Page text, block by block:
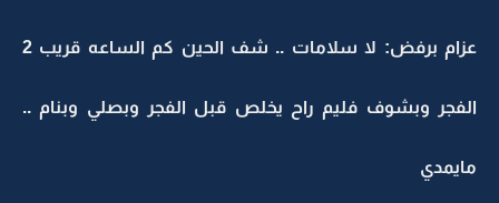
عزام برفض: لا سلامات .. شف الحين كم الساعه قريب 2
الفجر وبشوف فليم راح يخلص قبل الفجر وبصلي وبنام ..
مايمدي